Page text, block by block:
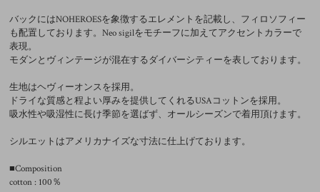
バックにはNOHEROESを象徴するエレメントを記載し、フィロソフィー
も配置しております。Neo sigilをモチーフに加えてアクセントカラーで
表現。
モダンとヴィンテージが混在するダイバーシティーを表しております。
生地はヘヴィーオンスを採用。
ドライな質感と程よい厚みを提供してくれるUSAコットンを採用。
吸水性や吸湿性に長け季節を選ばず、オールシーズンで着用頂けます。
シルエットはアメリカナイズな寸法に仕上げております。
■Composition
cotton : 100％